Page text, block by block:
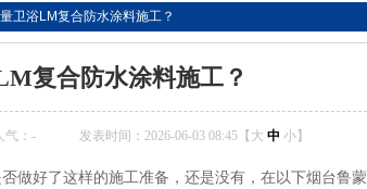
卫浴LM复合防水涂料施工？
复合防水涂料施工？
气： - 发表时间：2026-06-03 08:45【 大 中 小】
做好了这样的施工准备，还是没有，在以下烟台鲁蒙